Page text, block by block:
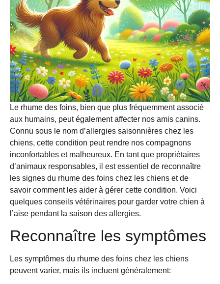
Le rhume des foins, bien que plus fréquemment associé
aux humains, peut également affecter nos amis canins.
Connu sous le nom d’allergies saisonnières chez les
chiens, cette condition peut rendre nos compagnons
inconfortables et malheureux. En tant que propriétaires
d’animaux responsables, il est essentiel de reconnaître
les signes du rhume des foins chez les chiens et de
savoir comment les aider à gérer cette condition. Voici
quelques conseils vétérinaires pour garder votre chien à
l’aise pendant la saison des allergies.
Reconnaître les symptômes
Les symptômes du rhume des foins chez les chiens
peuvent varier, mais ils incluent généralement: